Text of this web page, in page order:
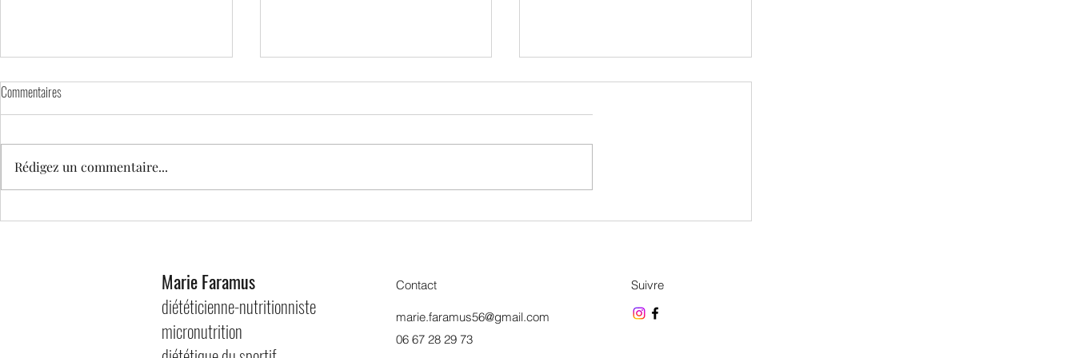
Socca aux épinards et chou rouge Boulette de quinoa aux épices
Commentaires
Rédigez un commentaire...
Marie Faramus
diététicienne-nutritionniste
micronutrition
Contact
marie.faramus56@gmail.com
06 67 28 29 73
Suivre